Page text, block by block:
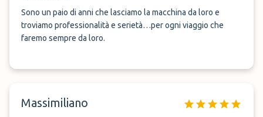
Sono un paio di anni che lasciamo la macchina da loro e
troviamo professionalità e serietà…per ogni viaggio che
faremo sempre da loro.
Massimiliano